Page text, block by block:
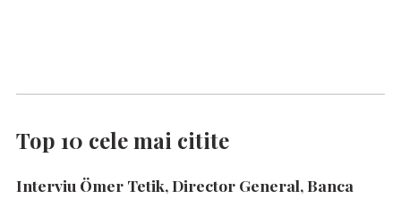
Top 10 cele mai citite
Interviu Ömer Tetik, Director General, Banca